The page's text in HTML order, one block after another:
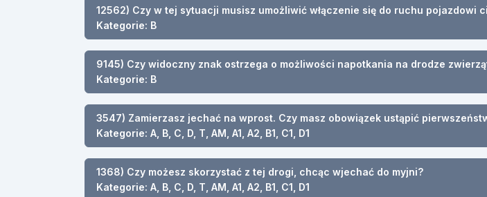
12562) Czy w tej sytuacji musisz umożliwić włączenie się do ruchu pojazdowi
Kategorie: B
9145) Czy widoczny znak ostrzega o możliwości napotkania na drodze
Kategorie: B
3547) Zamierzasz jechać na wprost. Czy masz obowiązek ustąpić
Kategorie: A, B, C, D, T, AM, A1, A2, B1, C1, D1
1368) Czy możesz skorzystać z tej drogi, chcąc wjechać do myjni?
Kategorie: A, B, C, D, T, AM, A1, A2, B1, C1, D1